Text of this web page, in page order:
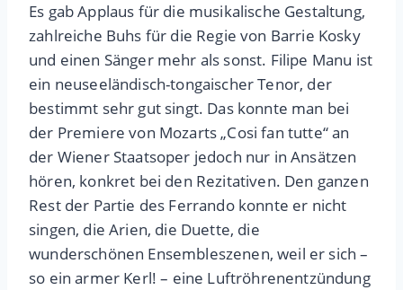
Es gab Applaus für die musikalische Gestaltung,
zahlreiche Buhs für die Regie von Barrie Kosky
und einen Sänger mehr als sonst. Filipe Manu ist
ein neuseeländisch-tongaischer Tenor, der
bestimmt sehr gut singt. Das konnte man bei
der Premiere von Mozarts „Cosi fan tutte“ an
der Wiener Staatsoper jedoch nur in Ansätzen
hören, konkret bei den Rezitativen. Den ganzen
Rest der Partie des Ferrando konnte er nicht
singen, die Arien, die Duette, die
wunderschönen Ensembleszenen, weil er sich –
so ein armer Kerl! – eine Luftröhrenentzündung